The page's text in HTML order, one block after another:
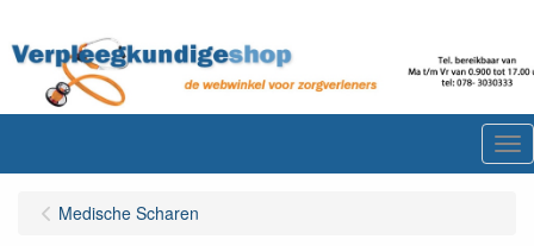
Medische Scharen